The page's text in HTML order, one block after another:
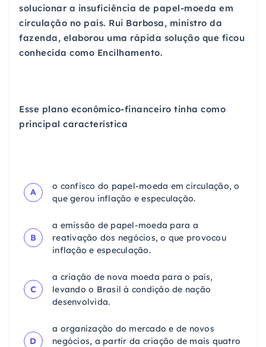
solucionar a insuficiência de papel-moeda em
circulação no país. Rui Barbosa, ministro da
fazenda, elaborou uma rápida solução que ficou
conhecida como Encilhamento.
Esse plano econômico-financeiro tinha como
principal característica
A
o confisco do papel-moeda em circulação, o
que gerou inflação e especulação.
B
a emissão de papel-moeda para a
reativação dos negócios, o que provocou
inflação e especulação.
C
a criação de nova moeda para o país,
levando o Brasil à condição de nação
desenvolvida.
D
a organização do mercado e de novos
negócios, a partir da criação de mais quatro